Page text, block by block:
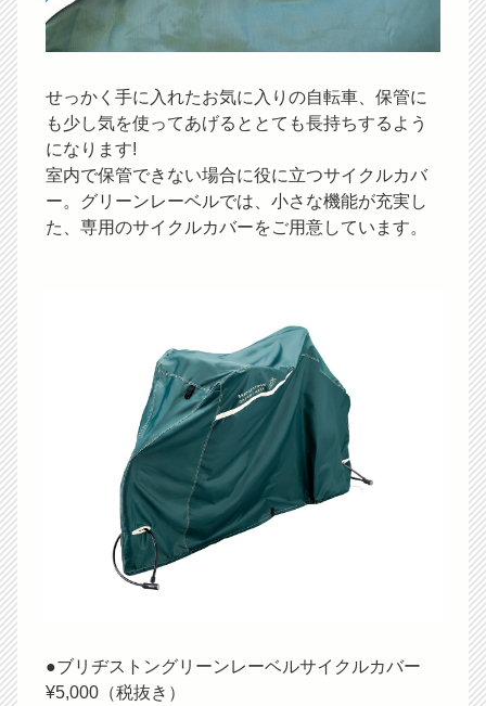
せっかく手に入れたお気に入りの自転車、保管に
も少し気を使ってあげるととても長持ちするよう
になります!
室内で保管できない場合に役に立つサイクルカバ
ー。グリーンレーベルでは、小さな機能が充実し
た、専用のサイクルカバーをご用意しています。
●ブリヂストングリーンレーベルサイクルカバー
¥5,000（税抜き）